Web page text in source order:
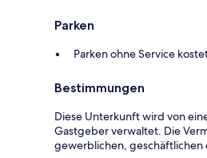
Parken
Parken ohne Service
Bestimmungen
Diese Unterkunft wird von
Gastgeber verwaltet. Die
gewerblichen,